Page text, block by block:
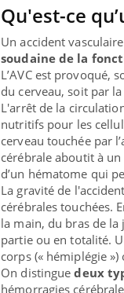
Qu'est-ce
Un accident
soudaine de la
L’AVC est provoqué,
du cerveau, soit par la
L'arrêt de la
nutritifs pour les
cerveau touchée par
cérébrale aboutit à
d’un hématome qui
La gravité de
cérébrales touchées.
la main, du bras de
partie ou en totalité.
corps (« hémiplégie »)
On distinguedeux
hémorragies